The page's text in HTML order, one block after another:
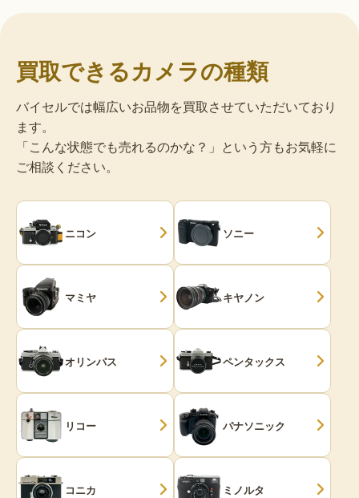
買取できるカメラの種類
バイセルでは幅広いお品物を買取させていただいており
ます。
「こんな状態でも売れるのかな？」という方もお気軽に
ご相談ください。
ニコン ソニー
マミヤ キヤノン
オリンパス ペンタックス
リコー パナソニック
コニカ ミノルタ